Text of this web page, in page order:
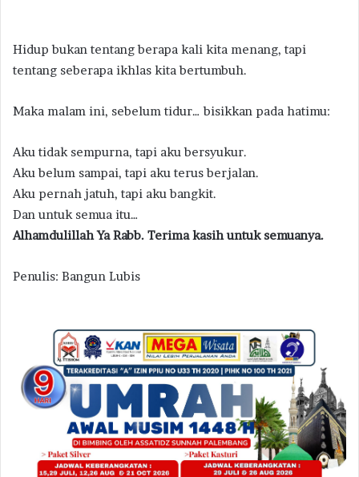
Hidup bukan tentang berapa kali kita menang, tapi
tentang seberapa ikhlas kita bertumbuh.
Maka malam ini, sebelum tidur… bisikkan pada hatimu:
Aku tidak sempurna, tapi aku bersyukur.
Aku belum sampai, tapi aku terus berjalan.
Aku pernah jatuh, tapi aku bangkit.
Dan untuk semua itu…
Alhamdulillah Ya Rabb. Terima kasih untuk semuanya.
Penulis: Bangun Lubis